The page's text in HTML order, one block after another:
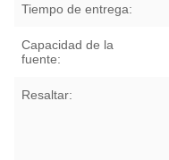
Tiempo de entrega:
Capacidad de la
fuente:
Resaltar: